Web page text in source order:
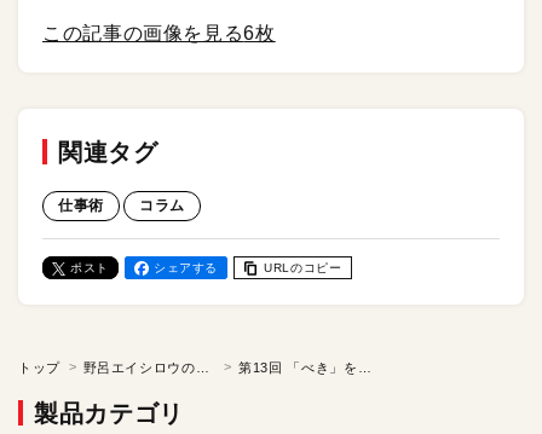
この記事の画像を見る6枚
関連タグ
仕事術 コラム
ポスト シェアする URLのコピー
トップ
製品カテゴリ